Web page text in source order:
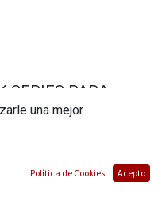
SERIES PARA
ELEDO
una mejor
Política de Cookies Acepto